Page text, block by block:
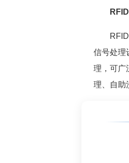
RFID高
信号处理
理，可广
理、自助